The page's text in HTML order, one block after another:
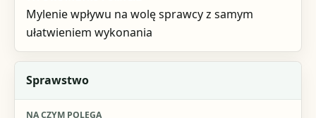
Mylenie wpływu na wolę sprawcy z samym
ułatwieniem wykonania
Sprawstwo